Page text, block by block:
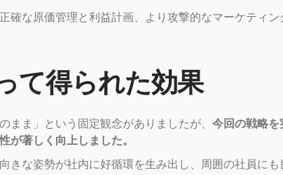
確な原価管理と利益計画、より攻撃的なマーケティ
て得られた効果
まま」という固定観念がありましたが、 今回の戦略を
が著しく向上しました。
きな姿勢が社内に好循環を生み出し、周囲の社員にも